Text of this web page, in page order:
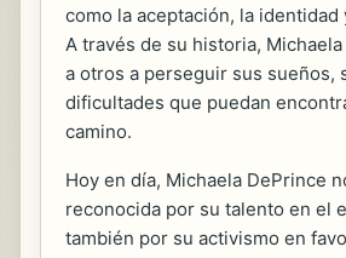
como la aceptación, la identidad
A través de su historia,
a otros a perseguir sus sueños,
dificultades que puedan
camino.
Hoy en día, Michaela DePrince
reconocida por su talento en el
también por su activismo en